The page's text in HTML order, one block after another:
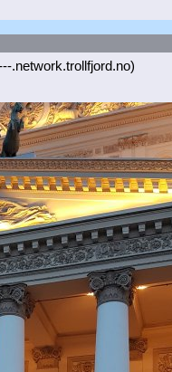
.network.trollfjord.no)